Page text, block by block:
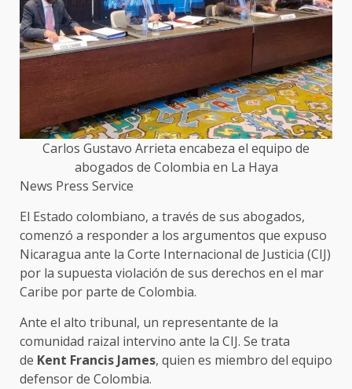
Carlos Gustavo Arrieta encabeza el equipo de
abogados de Colombia en La Haya
News Press Service
El Estado colombiano, a través de sus abogados,
comenzó a responder a los argumentos que expuso
Nicaragua ante la Corte Internacional de Justicia (CIJ)
por la supuesta violación de sus derechos en el mar
Caribe por parte de Colombia.
Ante el alto tribunal, un representante de la
comunidad raizal intervino ante la CIJ. Se trata
de Kent Francis James, quien es miembro del equipo
defensor de Colombia.